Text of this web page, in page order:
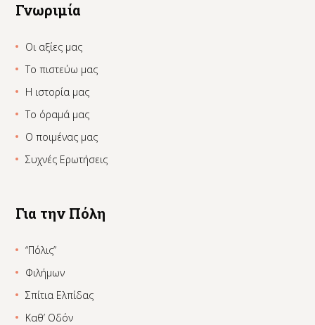
Γνωριμία
Οι αξίες μας
Το πιστεύω μας
Η ιστορία μας
Το όραμά μας
Ο ποιμένας μας
Συχνές Ερωτήσεις
Για την Πόλη
“Πόλις”
Φιλήμων
Σπίτια Ελπίδας
Καθ’ Οδόν